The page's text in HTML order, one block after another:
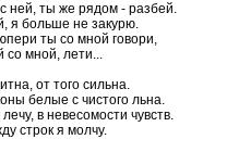
ней, ты же рядом - разбей.
я больше не закурю.
ты со мной говори,
со мной, лети...
от того сильна.
белые с чистого льна.
в невесомости чувств.
строк я молчу.